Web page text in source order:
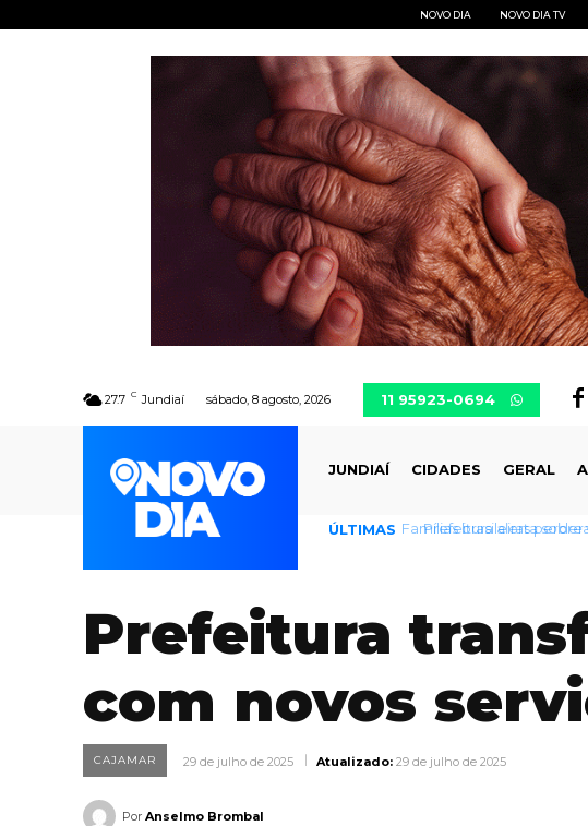
NOVO DIA NOVO DIA TV
27.7 C Jundiaí sábado, 8 agosto, 2026 11 95923-0694
JUNDIAÍ CIDADES GERAL
ÚLTIMAS Prefeitura alerta sobre
Prefeitura
com novos
CAJAMAR 29 de julho de 2025 Atualizado: 29 de julho de 2025
Por Anselmo Brombal